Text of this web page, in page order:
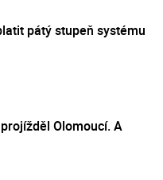
pátý stupeň systému
Olomoucí. A